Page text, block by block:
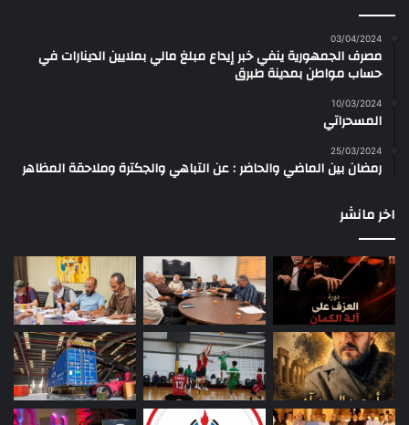
03/04/2024
مصرف الجمهورية ينفي خبر إيداع مبلغ مالي بملايين الدينارات في
حساب مواطن بمدينة طبرق
10/03/2024
المسحراتي
25/03/2024
رمضان بين الماضي والحاضر : عن التباهي والجكترة وملاحقة المظاهر
اخر مانشر